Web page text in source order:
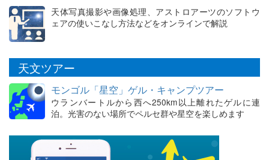
天体写真撮影や画像処理、アストロアーツのソフトウ
ェアの使いこなし方法などをオンラインで解説
天文ツアー
モンゴル「星空」ゲル・キャンプツアー
ウランバートルから西へ250km以上離れたゲルに連
泊。光害のない場所でペルセ群や星空を楽しめます